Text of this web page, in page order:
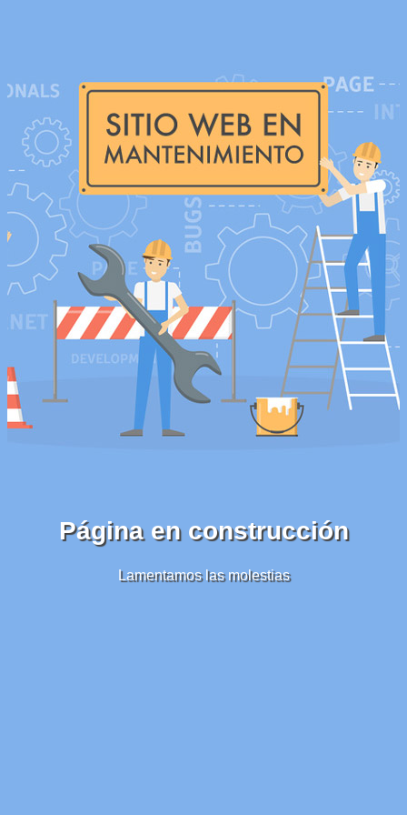
Página en construcción
Lamentamos las molestias